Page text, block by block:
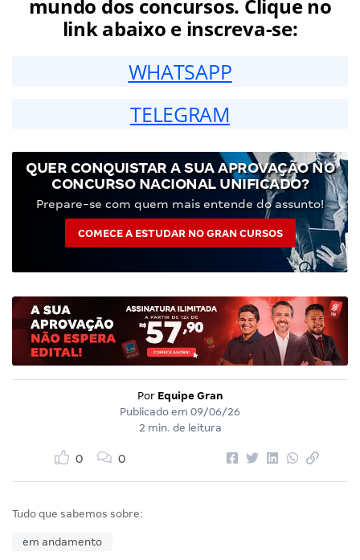
mundo dos concursos. Clique no
link abaixo e inscreva-se:
WHATSAPP
TELEGRAM
QUER CONQUISTAR A SUA APROVAÇÃO NO
CONCURSO NACIONAL UNIFICADO?
Prepare-se com quem mais entende do assunto!
COMECE A ESTUDAR NO GRAN CURSOS
Por Equipe Gran
Publicado em 09/06/26
2 min. de leitura
0 0
Tudo que sabemos sobre:
em andamento